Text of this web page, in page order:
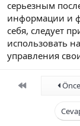
серьезным
информации и
себя, следует
использовать
управления
First